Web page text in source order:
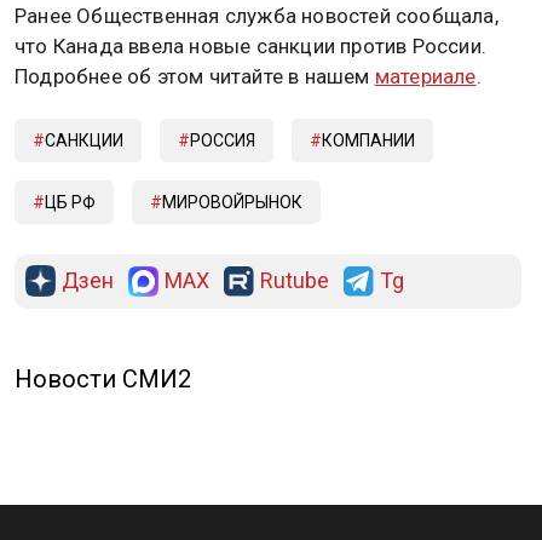
Ранее Общественная служба новостей сообщала,
что Канада ввела новые санкции против России.
Подробнее об этом читайте в нашем материале.
САНКЦИИ РОССИЯ КОМПАНИИ
ЦБ РФ МИРОВОЙРЫНОК
Дзен MAX Rutube Tg
Новости СМИ2